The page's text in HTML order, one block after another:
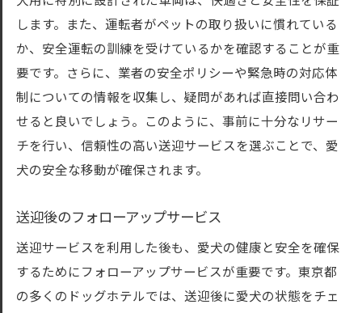
します。また、運転者がペットの取り扱いに慣れている
か、安全運転の訓練を受けているかを確認することが重
要です。さらに、業者の安全ポリシーや緊急時の対応体
制についての情報を収集し、疑問があれば直接問い合わ
せると良いでしょう。このように、事前に十分なリサー
チを行い、信頼性の高い送迎サービスを選ぶことで、愛
犬の安全な移動が確保されます。
送迎後のフォローアップサービス
送迎サービスを利用した後も、愛犬の健康と安全を確保
するためにフォローアップサービスが重要です。東京都
の多くのドッグホテルでは、送迎後に愛犬の状態をチェ